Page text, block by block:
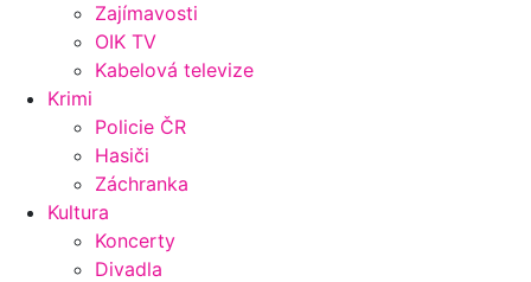
Zajímavosti
OIK TV
Kabelová televize
Krimi
Policie ČR
Hasiči
Záchranka
Kultura
Koncerty
Divadla